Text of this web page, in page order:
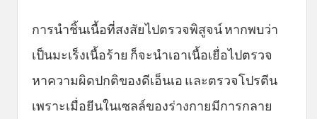
การนำชิ้นเนื้อที่สงสัยไปตรวจพิสูจน์ หากพบว่า
เป็นมะเร็งเนื้อร้าย ก็จะนำเอาเนื้อเยื่อไปตรวจ
หาความผิดปกติของดีเอ็นเอ และตรวจโปรตีน
เพราะเมื่อยีนในเซลล์ของร่างกายมีการกลาย